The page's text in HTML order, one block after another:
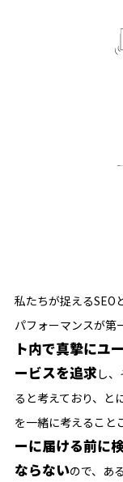
私たちが捉えるSEO
パフォーマンスが第
ト内で真摯にユ
ービスを追求し、
ると考えており、と
を一緒に考えること
ーに届ける前に
ならないので、あ